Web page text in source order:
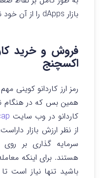
بازار dApps را از آن خود نماید.
فروش و خرید
اکسچنج
رمز ارز کاردانو کوینی
همین بس که در هنگام
کاردانو در وب سایت
از نظر ارزش بازار
سرمایه گذاری بر روی
هستند. برای اینکه
باشید تنها نیاز است